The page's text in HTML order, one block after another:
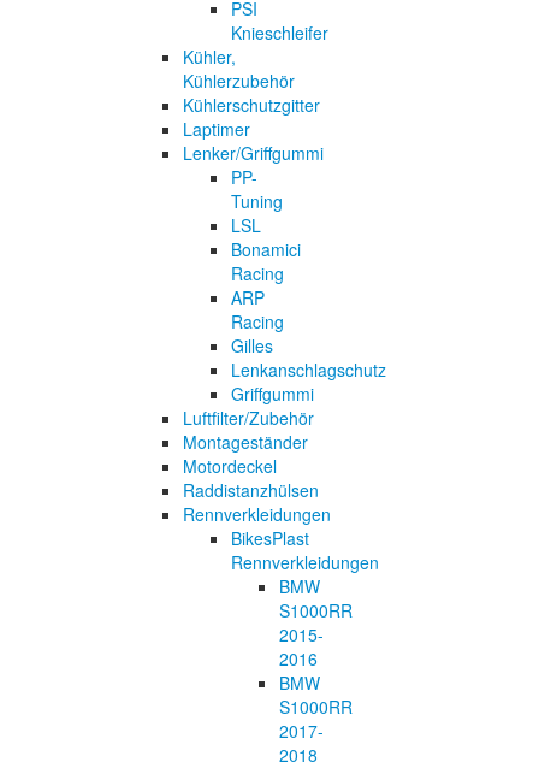
PSI
Knieschleifer
Kühler,
Kühlerzubehör
Kühlerschutzgitter
Laptimer
Lenker/Griffgummi
PP-
Tuning
LSL
Bonamici
Racing
ARP
Racing
Gilles
Lenkanschlagschutz
Griffgummi
Luftfilter/Zubehör
Montageständer
Motordeckel
Raddistanzhülsen
Rennverkleidungen
BikesPlast
Rennverkleidungen
BMW
S1000RR
2015-
2016
BMW
S1000RR
2017-
2018